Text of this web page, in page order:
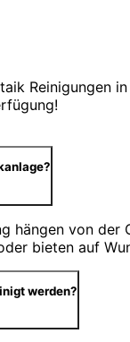
Reinigungen
hängen von
bieten auf
werden?